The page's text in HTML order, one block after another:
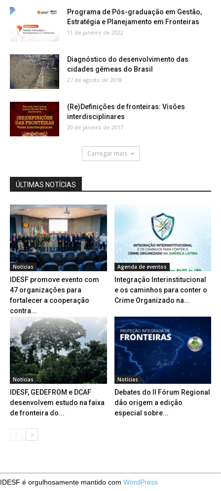
Programa de Pós-graduação em Gestão,
Estratégia e Planejamento em Fronteiras
11 de janeiro de 2022
Diagnóstico do desenvolvimento das
cidades gêmeas do Brasil
27 de agosto de 2018
(Re)Definições de fronteiras: Visões
interdisciplinares
20 de janeiro de 2017
Carregar mais
ÚLTIMAS NOTÍCIAS
Notícias
IDESF promove evento com
47 organizações para
fortalecer a cooperação
contra...
Agenda de eventos
Integração Interinstitucional
e os caminhos para conter o
Crime Organizado na...
Notícias
IDESF, GEDEFROM e DCAF
desenvolvem estudo na faixa
de fronteira do...
Notícias
Debates do II Fórum Regional
dão origem a edição
especial sobre...
IDESF é orgulhosamente mantido com WordPress